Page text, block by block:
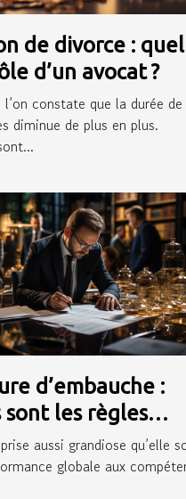
de divorce : quel
d’un avocat ?
l’on constate que la durée
diminue de plus en plus.
d’embauche :
sont les règles
qui l’encadrent
aussi grandiose qu’elle
globale aux